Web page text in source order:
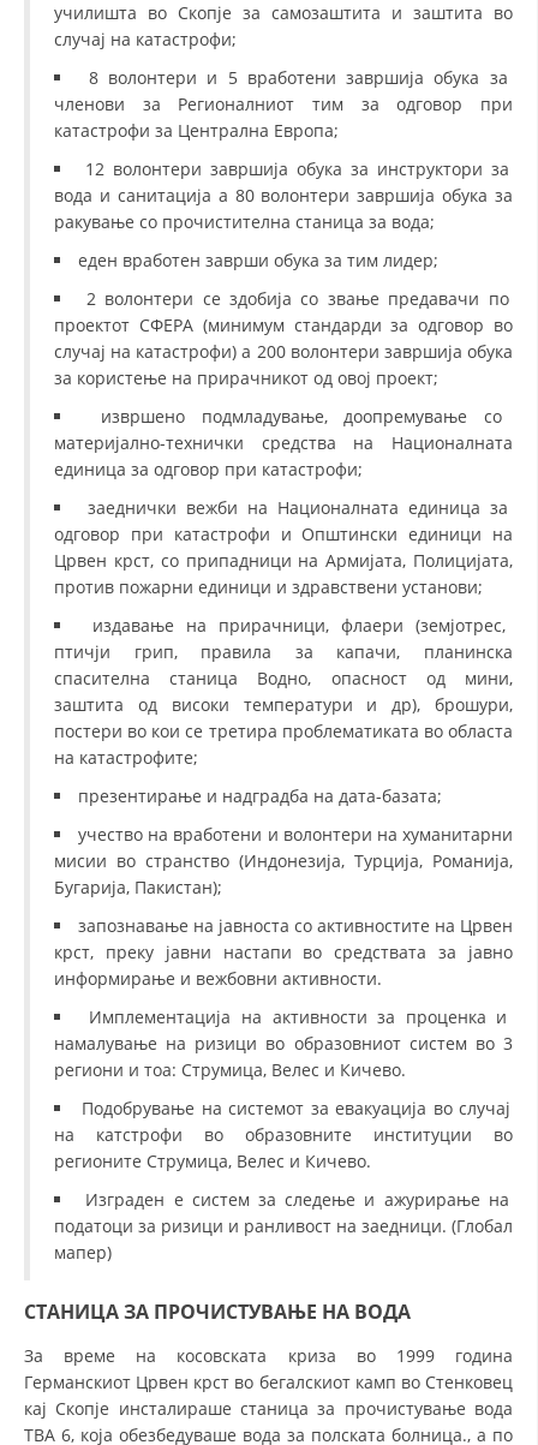
училишта во Скопје за самозаштита и заштита во
случај на катастрофи;
8 волонтери и 5 вработени завршија обука за
членови за Регионалниот тим за одговор при
катастрофи за Централна Европа;
12 волонтери завршија обука за инструктори за
вода и санитација а 80 волонтери завршија обука за
ракување со прочистителна станица за вода;
еден вработен заврши обука за тим лидер;
2 волонтери се здобија со звање предавачи по
проектот СФЕРА (минимум стандарди за одговор во
случај на катастрофи) а 200 волонтери завршија обука
за користење на прирачникот од овој проект;
извршено подмладување, доопремување со
материјално-технички средства на Националната
единица за одговор при катастрофи;
заеднички вежби на Националната единица за
одговор при катастрофи и Општински единици на
Црвен крст, со припадници на Армијата, Полицијата,
против пожарни единици и здравствени установи;
издавање на прирачници, флаери (земјотрес,
птичји грип, правила за капачи, планинска
спасителна станица Водно, опасност од мини,
заштита од високи температури и др), брошури,
постери во кои се третира проблематиката во областа
на катастрофите;
презентирање и надградба на дата-базата;
учество на вработени и волонтери на хуманитарни
мисии во странство (Индонезија, Турција, Романија,
Бугарија, Пакистан);
запознавање на јавноста со активностите на Црвен
крст, преку јавни настапи во средствата за јавно
информирање и вежбовни активности.
Имплементација на активности за проценка и
намалување на ризици во образовниот систем во 3
региони и тоа: Струмица, Велес и Кичево.
Подобрување на системот за евакуација во случај
на катстрофи во образовните институции во
регионите Струмица, Велес и Кичево.
Изграден е систем за следење и ажурирање на
податоци за ризици и ранливост на заедници. (Глобал
мапер)
СТАНИЦА ЗА ПРОЧИСТУВАЊЕ НА ВОДА
За време на косовската криза во 1999 година
Германскиот Црвен крст во бегалскиот камп во Стенковец
кај Скопје инсталираше станица за прочистување вода
ТВА 6, која обезбедуваше вода за полската болница., а по